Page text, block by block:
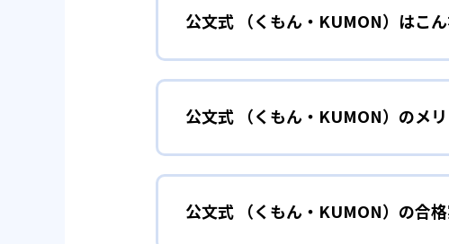
KUMONでは、年齢や学年にとらわれ
確実に100点が取れるレベルから少し
できる。
02 自学自習スタイ
KUMONの教材は、簡単な問題から高
公文式 （くもん・KUMON）はこ
小学校に入る準備をし
KUMONでは細かいステップに分かれ
公文式 （くもん・KUMON）のメ
どんなメリットがある？
KUMONでは自学自習スタイルで勉強
公文式 （くもん・KUMON）の合